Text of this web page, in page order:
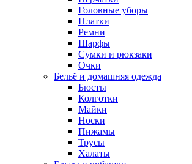
Головные уборы
Платки
Ремни
Шарфы
Сумки и рюкзаки
Очки
Бельё и домашняя одежда
Бюсты
Колготки
Майки
Носки
Пижамы
Трусы
Халаты